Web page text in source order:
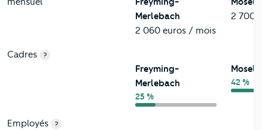
Merlebach
2 060 euros / mois
2 700
Cadres ?
Freyming-
Merlebach
25 %
Moselle
42 %
Employés
?